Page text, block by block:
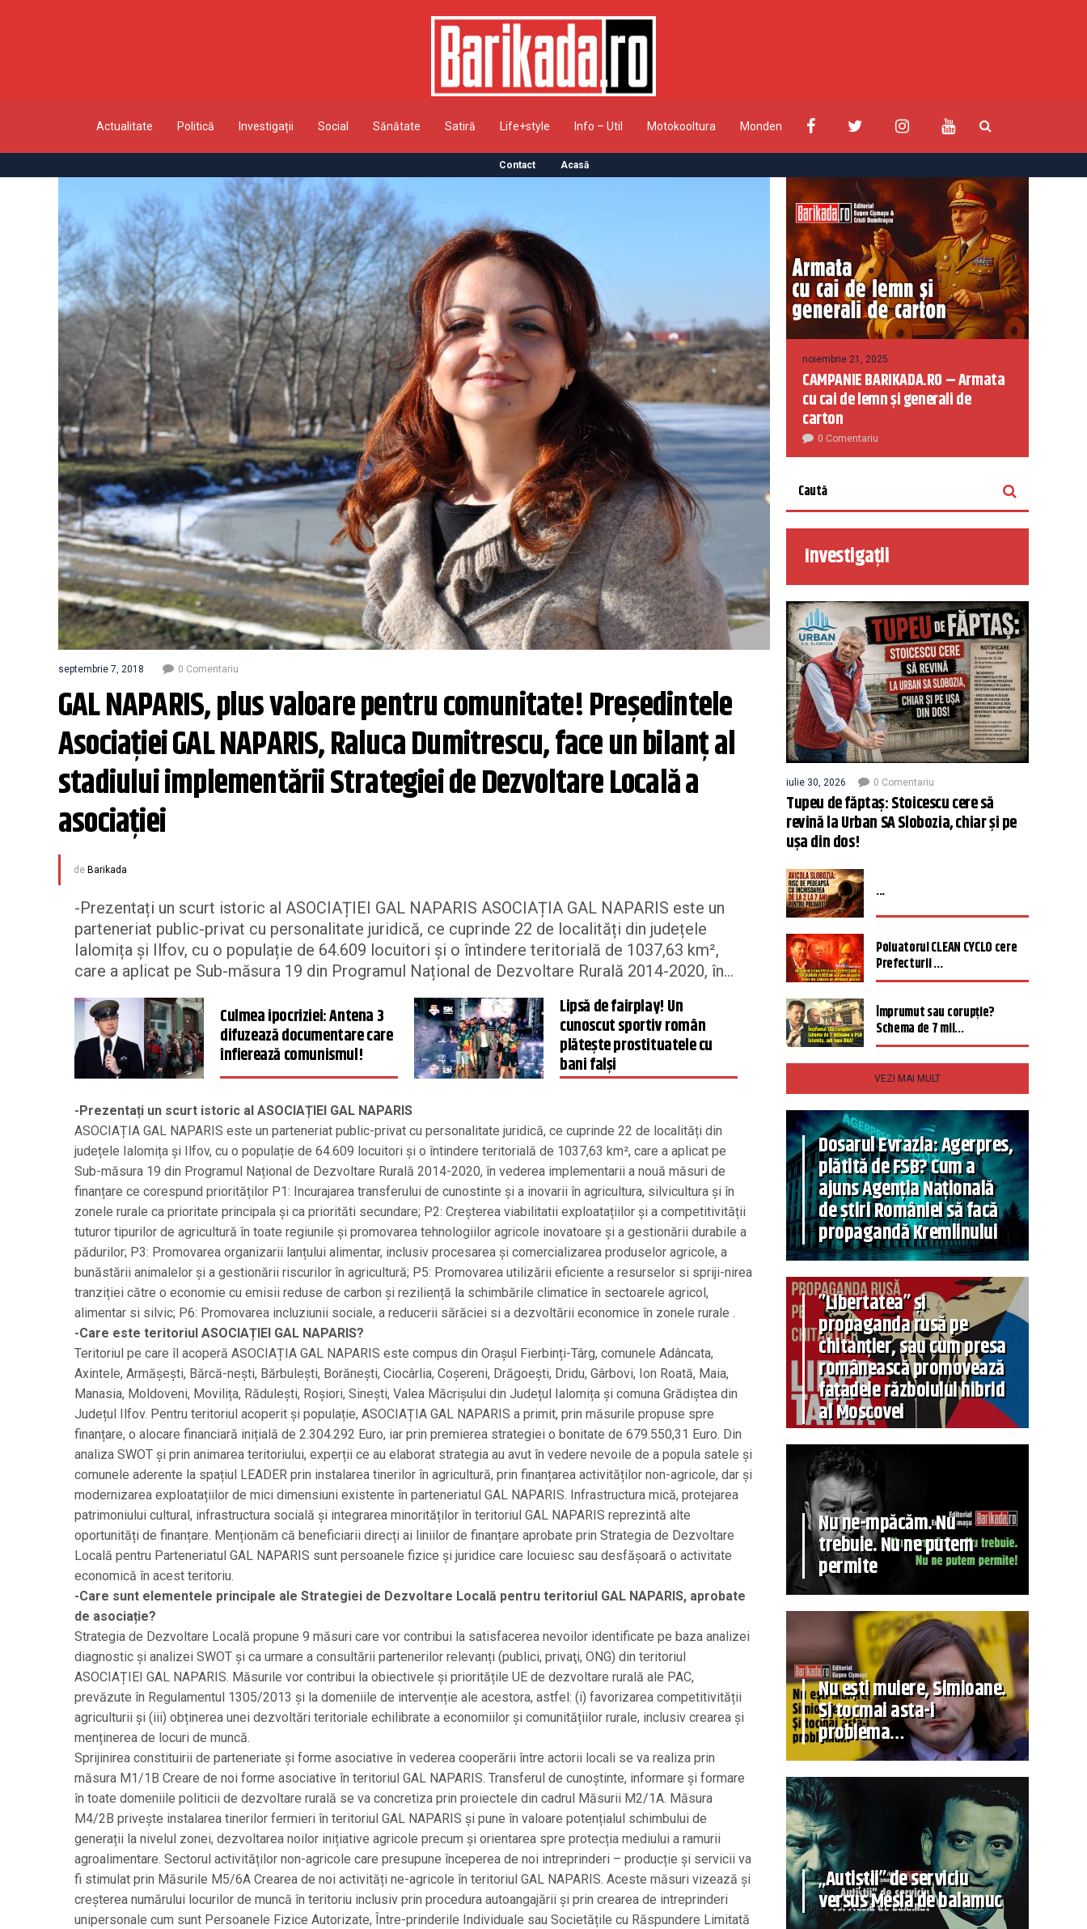
Actualitate Politică Investigații Social Sănătate Satiră Life+style Info – Util Motokooltura Monden
Contact Acasă
septembrie 7, 2018 0 Comentariu
GAL NAPARIS, plus valoare pentru comunitate! Președintele
Asociației GAL NAPARIS, Raluca Dumitrescu, face un bilanț al
stadiului implementării Strategiei de Dezvoltare Locală a
asociației
de Barikada
-Prezentați un scurt istoric al ASOCIAȚIEI GAL NAPARIS ASOCIAȚIA GAL NAPARIS este un
parteneriat public-privat cu personalitate juridică, ce cuprinde 22 de localități din județele
Ialomița și Ilfov, cu o populație de 64.609 locuitori și o întindere teritorială de 1037,63 km²,
care a aplicat pe Sub-măsura 19 din Programul Național de Dezvoltare Rurală 2014-2020, în...
Culmea ipocriziei: Antena 3
difuzează documentare care
înfierează comunismul!
Lipsă de fairplay! Un
cunoscut sportiv român
plăteşte prostituatele cu
bani falşi
-Prezentați un scurt istoric al ASOCIAȚIEI GAL NAPARIS
ASOCIAȚIA GAL NAPARIS este un parteneriat public-privat cu personalitate juridică, ce cuprinde 22 de localități din
județele Ialomița și Ilfov, cu o populație de 64.609 locuitori și o întindere teritorială de 1037,63 km², care a aplicat pe
Sub-măsura 19 din Programul Național de Dezvoltare Rurală 2014-2020, în vederea implementarii a nouă măsuri de
finanțare ce corespund priorităților P1: Incurajarea transferului de cunostinte și a inovarii în agricultura, silvicultura și în
zonele rurale ca prioritate principala și ca priorităti secundare; P2: Creșterea viabilitatii exploatațiilor și a competitivității
tuturor tipurilor de agricultură în toate regiunile și promovarea tehnologiilor agricole inovatoare și a gestionării durabile a
pădurilor; P3: Promovarea organizarii lanțului alimentar, inclusiv procesarea și comercializarea produselor agricole, a
bunăstării animalelor și a gestionării riscurilor în agricultură; P5: Promovarea utilizării eficiente a resurselor si spriji-nirea
tranziției către o economie cu emisii reduse de carbon și reziliență la schimbările climatice în sectoarele agricol,
alimentar si silvic; P6: Promovarea incluziunii sociale, a reducerii sărăciei si a dezvoltării economice în zonele rurale .
-Care este teritoriul ASOCIAȚIEI GAL NAPARIS?
Teritoriul pe care îl acoperă ASOCIAȚIA GAL NAPARIS este compus din Orașul Fierbinți-Târg, comunele Adâncata,
Axintele, Armășești, Bărcă-nești, Bărbulești, Borănești, Ciocârlia, Coșereni, Drăgoești, Dridu, Gârbovi, Ion Roată, Maia,
Manasia, Moldoveni, Movilița, Rădulești, Roșiori, Sinești, Valea Măcrișului din Județul Ialomița și comuna Grădiștea din
Județul Ilfov. Pentru teritoriul acoperit și populație, ASOCIAȚIA GAL NAPARIS a primit, prin măsurile propuse spre
finanțare, o alocare financiară inițială de 2.304.292 Euro, iar prin premierea strategiei o bonitate de 679.550,31 Euro. Din
analiza SWOT și prin animarea teritoriului, experții ce au elaborat strategia au avut în vedere nevoile de a popula satele și
comunele aderente la spațiul LEADER prin instalarea tinerilor în agricultură, prin finanțarea activităților non-agricole, dar și
modernizarea exploatațiilor de mici dimensiuni existente în parteneriatul GAL NAPARIS. Infrastructura mică, protejarea
patrimoniului cultural, infrastructura socială și integrarea minorităților în teritoriul GAL NAPARIS reprezintă alte
oportunități de finanțare. Menționăm că beneficiarii direcți ai liniilor de finanțare aprobate prin Strategia de Dezvoltare
Locală pentru Parteneriatul GAL NAPARIS sunt persoanele fizice și juridice care locuiesc sau desfășoară o activitate
economică în acest teritoriu.
-Care sunt elementele principale ale Strategiei de Dezvoltare Locală pentru teritoriul GAL NAPARIS, aprobate
de asociație?
Strategia de Dezvoltare Locală propune 9 măsuri care vor contribui la satisfacerea nevoilor identificate pe baza analizei
diagnostic și analizei SWOT şi ca urmare a consultării partenerilor relevanți (publici, privaţi, ONG) din teritoriul
ASOCIAȚIEI GAL NAPARIS. Măsurile vor contribui la obiectivele şi prioritățile UE de dezvoltare rurală ale PAC,
prevăzute în Regulamentul 1305/2013 și la domeniile de intervenție ale acestora, astfel: (i) favorizarea competitivității
agriculturii și (iii) obținerea unei dezvoltări teritoriale echilibrate a economiilor și comunitățiilor rurale, inclusiv crearea și
menținerea de locuri de muncă.
Sprijinirea constituirii de parteneriate şi forme asociative în vederea cooperării între actorii locali se va realiza prin
măsura M1/1B Creare de noi forme asociative în teritoriul GAL NAPARIS. Transferul de cunoștinte, informare și formare
în toate domeniile politicii de dezvoltare rurală se va concretiza prin proiectele din cadrul Măsurii M2/1A. Măsura
M4/2B privește instalarea tinerilor fermieri în teritoriul GAL NAPARIS și pune în valoare potențialul schimbului de
generații la nivelul zonei, dezvoltarea noilor inițiative agricole precum și orientarea spre protecția mediului a ramurii
agroalimentare. Sectorul activităților non-agricole care presupune începerea de noi intreprinderi – producție și servicii va
fi stimulat prin Măsurile M5/6A Crearea de noi activități ne-agricole în teritoriul GAL NAPARIS. Aceste măsuri vizează și
creșterea numărului locurilor de muncă în teritoriu inclusiv prin procedura autoangajării și prin crearea de intreprinderi
unipersonale cum sunt Persoanele Fizice Autorizate, Între-prinderile Individuale sau Societățile cu Răspundere Limitată
noiembrie 21, 2025
CAMPANIE BARIKADA.RO – Armata
cu cai de lemn și generali de
carton
0 Comentariu
Investigații
iulie 30, 2026 0 Comentariu
Tupeu de făptaș: Stoicescu cere să
revină la Urban SA Slobozia, chiar și pe
ușa din dos!
...
Poluatorul CLEAN CYCLO cere
Prefecturii ...
Împrumut sau corupție?
Schema de 7 mil...
VEZI MAI MULT
Dosarul Evrazia: Agerpres,
plătită de FSB? Cum a
ajuns Agenția Națională
de știri României să facă
propagandă Kremlinului
”Libertatea” și
propaganda rusă pe
chitanțier, sau cum presa
românească promovează
fațadele războiului hibrid
al Moscovei
Nu ne-mpăcăm. Nu
trebuie. Nu ne putem
permite
Nu ești muiere, Simioane.
Și tocmai asta-i
problema…
„Autiștii” de serviciu
versus Mesia de balamuc